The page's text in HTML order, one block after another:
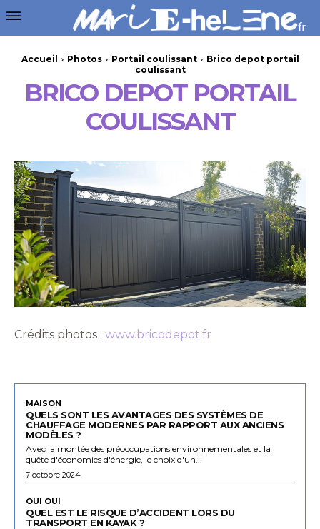
Accueil Photos Portail coulissant
Brico depot portail
coulissant
BRICO DEPOT PORTAIL
COULISSANT
Crédits photos : www.bricodepot.fr
MAISON
QUELS SONT LES AVANTAGES DES SYSTÈMES DE
CHAUFFAGE MODERNES PAR RAPPORT AUX ANCIENS
MODÈLES ?
Avec la montée des préoccupations environnementales et la
quête d'économies d'énergie, le choix d'un...
7 octobre 2024
OUI OUI
QUEL EST LE RISQUE D’ACCIDENT LORS DU
TRANSPORT EN KAYAK ?